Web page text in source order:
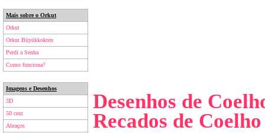
Mais sobre o Orkut
Orkut
Orkut Büyükkokten
Perdi a Senha
Como funciona?
Imagens e Desenhos
3D
50 cent
Abraços
Desenhos de
Recados de